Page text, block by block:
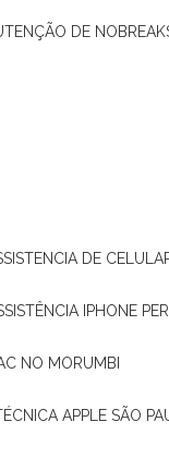
DE
DE
IPHONE
NO MORUMBI
APPLE SÃO